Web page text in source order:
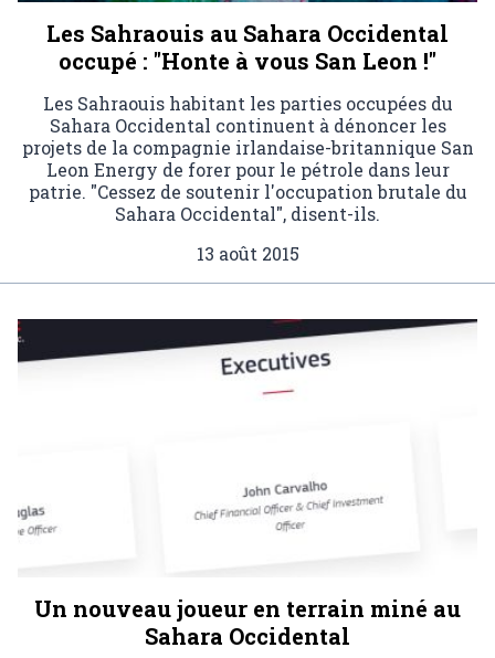
Les Sahraouis au Sahara Occidental
occupé : "Honte à vous San Leon !"
Les Sahraouis habitant les parties occupées du
Sahara Occidental continuent à dénoncer les
projets de la compagnie irlandaise-britannique San
Leon Energy de forer pour le pétrole dans leur
patrie. "Cessez de soutenir l'occupation brutale du
Sahara Occidental", disent-ils.
13 août 2015
Un nouveau joueur en terrain miné au
Sahara Occidental